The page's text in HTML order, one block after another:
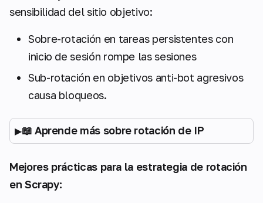
sensibilidad del sitio objetivo:
Sobre-rotación en tareas persistentes con
inicio de sesión rompe las sesiones
Sub-rotación en objetivos anti-bot agresivos
causa bloqueos.
📖 Aprende más sobre rotación de IP
Mejores prácticas para la estrategia de rotación
en Scrapy: